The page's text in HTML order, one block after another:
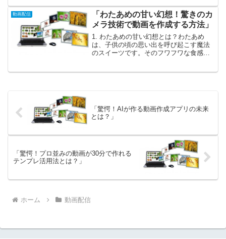
は、特に初心者にとって手軽で有用な動
画編集ソフトとして、多くの...
動画配信
「わたあめの甘い幻想！驚きのカ
メラ技術で動画を作成する方法」
1. わたあめの甘い幻想とは？わたあめ
は、子供の頃の思い出を呼び起こす魔法
のスイーツです。そのフワフワな食感
「驚愕！AIが作る動画作成アプリの未来
とは？」
「驚愕！プロ並みの動画が30分で作れる
テンプレ活用法とは？」
ホーム 動画配信